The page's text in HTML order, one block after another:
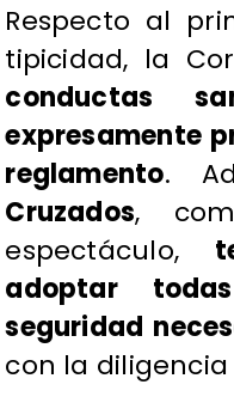
Respecto al
tipicidad, la
conductas
expresamente
reglamento.
Cruzados,
espectáculo,
adoptar
seguridad
con la diligencia